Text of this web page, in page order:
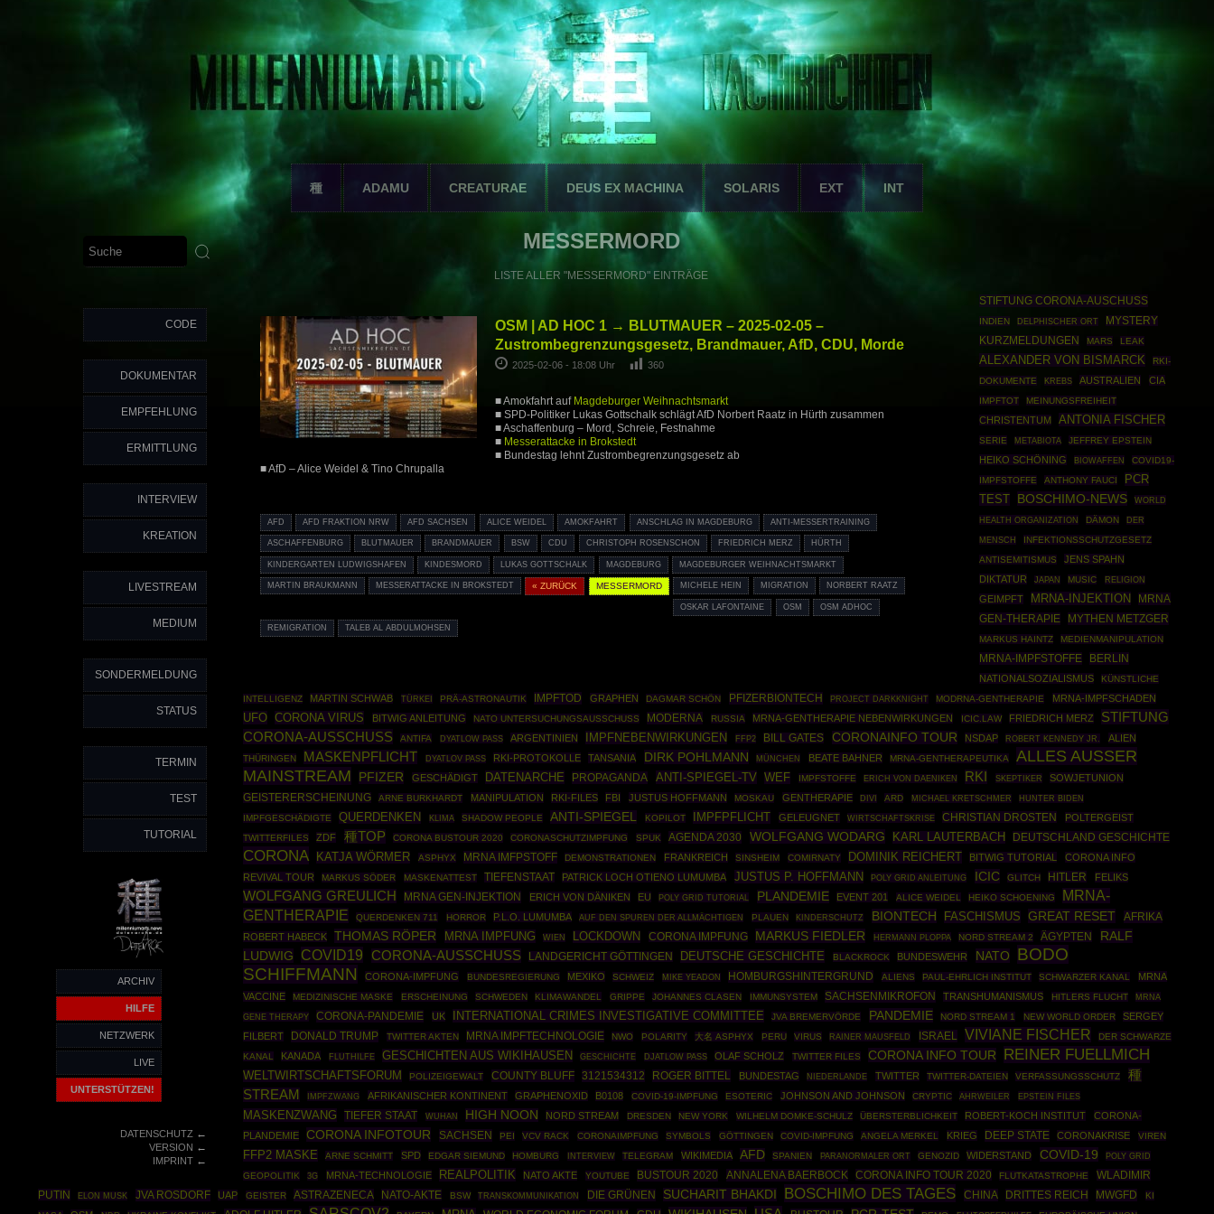
種 ADAMU CREATURAE DEUS EX MACHINA SOLARIS EXT INT
CODE
DOKUMENTAR
EMPFEHLUNG
ERMITTLUNG
INTERVIEW
KREATION
LIVESTREAM
MEDIUM
SONDERMELDUNG
STATUS
TERMIN
TEST
TUTORIAL
ARCHIV
HILFE
NETZWERK
LIVE
UNTERSTÜTZEN!
DATENSCHUTZ←
VERSION ←
IMPRINT←
MESSERMORD
LISTE ALLER "MESSERMORD" EINTRÄGE
OSM | AD HOC 1 → BLUTMAUER – 2025-02-05 –
Zustrombegrenzungsgesetz, Brandmauer, AfD, CDU, Morde
2025-02-06 - 18:08 Uhr 360
■ Amokfahrt auf Magdeburger Weihnachtsmarkt
■ SPD-Politiker Lukas Gottschalk schlägt AfD Norbert Raatz in Hürth zusammen
■ Aschaffenburg – Mord, Schreie, Festnahme
■ Messerattacke in Brokstedt
■ Bundestag lehnt Zustrombegrenzungsgesetz ab
■ AfD – Alice Weidel & Tino Chrupalla
AFD AFD FRAKTION NRW AFD SACHSEN ALICE WEIDEL AMOKFAHRT ANSCHLAG IN MAGDEBURG ANTI-MESSERTRAINING
ASCHAFFENBURG BLUTMAUER BRANDMAUER BSW CDU CHRISTOPH ROSENSCHON FRIEDRICH MERZ HÜRTH
KINDERGARTEN LUDWIGSHAFEN KINDESMORD LUKAS GOTTSCHALK MAGDEBURG MAGDEBURGER WEIHNACHTSMARKT
MARTIN BRAUKMANN MESSERATTACKE IN BROKSTEDT « ZURÜCK MESSERMORD MICHELE HEIN MIGRATION NORBERT RAATZ
OSKAR LAFONTAINE OSM OSM ADHOC
REMIGRATION TALEB AL ABDULMOHSEN
STIFTUNG CORONA-AUSCHUSS
INDIEN DELPHISCHER ORT
MYSTERY
KURZMELDUNGEN
MARS LEAK
ALEXANDER VON BISMARCK
RKI-
DOKUMENTE
KREBS AUSTRALIEN CIA
IMPFTOT MEINUNGSFREIHEIT
CHRISTENTUM ANTONIA FISCHER
SERIE METABIOTA JEFFREY EPSTEIN
HEIKO SCHÖNING BIOWAFFEN
COVID19-
IMPFSTOFFE
ANTHONY FAUCI
PCR
TEST
BOSCHIMO-NEWS
WORLD
HEALTH ORGANIZATION
DÄMON DER
MENSCH
INFEKTIONSSCHUTZGESETZ
ANTISEMITISMUS
JENS SPAHN
DIKTATUR
JAPAN MUSIC RELIGION
GEIMPFT MRNA-INJEKTION
MRNA
GEN-THERAPIE
MYTHEN METZGER
MARKUS HAINTZ MEDIENMANIPULATION
MRNA-IMPFSTOFFE BERLIN
NATIONALSOZIALISMUS
KÜNSTLICHE
INTELLIGENZ
MARTIN SCHWAB TÜRKEI PRÄ-ASTRONAUTIK IMPFTOD GRAPHEN DAGMAR SCHÖN PFIZERBIONTECH PROJECT DARKKNIGHT MODRNA-GENTHERAPIE MRNA-IMPFSCHADEN
UFO CORONA VIRUS BITWIG ANLEITUNG NATO UNTERSUCHUNGSAUSSCHUSS MODERNA RUSSIA MRNA-GENTHERAPIE NEBENWIRKUNGEN ICIC.LAW FRIEDRICH MERZ
STIFTUNG
CORONA-AUSSCHUSS
ANTIFA DYATLOW PASS ARGENTINIEN IMPFNEBENWIRKUNGEN FFP2 BILL GATES CORONAINFO TOUR NSDAP ROBERT KENNEDY JR. ALIEN
THÜRINGEN MASKENPFLICHT DYATLOV PASS RKI-PROTOKOLLE TANSANIA DIRK POHLMANN MÜNCHEN BEATE BAHNER MRNA-GENTHERAPEUTIKA
ALLES AUSSER
MAINSTREAM
PFIZER GESCHÄDIGT DATENARCHE PROPAGANDA ANTI-SPIEGEL-TV WEF IMPFSTOFFE ERICH VON DAENIKEN RKI SKEPTIKER
SOWJETUNION
GEISTERERSCHEINUNG
ARNE BURKHARDT MANIPULATION RKI-FILES FBI JUSTUS HOFFMANN MOSKAU GENTHERAPIE DIVI ARD MICHAEL KRETSCHMER HUNTER BIDEN
IMPFGESCHÄDIGTE QUERDENKEN KLIMA SHADOW PEOPLE ANTI-SPIEGEL KOPILOT IMPFPFLICHT GELEUGNET WIRTSCHAFTSKRISE CHRISTIAN DROSTEN POLTERGEIST
TWITTERFILES ZDF 種TOP CORONA BUSTOUR 2020 CORONASCHUTZIMPFUNG SPUK AGENDA 2030 WOLFGANG WODARG KARL LAUTERBACH DEUTSCHLAND GESCHICHTE
CORONA KATJA WÖRMER ASPHYX MRNA IMFPSTOFF DEMONSTRATIONEN FRANKREICH SINSHEIM COMIRNATY DOMINIK REICHERT BITWIG TUTORIAL
CORONA INFO
REVIVAL TOUR
MARKUS SÖDER MASKENATTEST TIEFENSTAAT PATRICK LOCH OTIENO LUMUMBA JUSTUS P. HOFFMANN POLY GRID ANLEITUNG ICIC GLITCH HITLER FELIKS
WOLFGANG GREULICH MRNA GEN-INJEKTION ERICH VON DÄNIKEN EU POLY GRID TUTORIAL PLANDEMIE EVENT 201 ALICE WEIDEL HEIKO SCHOENING
MRNA-
GENTHERAPIE
QUERDENKEN 711 HORROR P.L.O. LUMUMBA AUF DEN SPUREN DER ALLMÄCHTIGEN PLAUEN KINDERSCHUTZ BIONTECH FASCHISMUS GREAT RESET AFRIKA
ROBERT HABECK THOMAS RÖPER MRNA IMPFUNG WIEN LOCKDOWN CORONA IMPFUNG MARKUS FIEDLER HERMANN PLOPPA NORD STREAM 2 ÄGYPTEN
RALF
LUDWIG
COVID19 CORONA-AUSSCHUSS LANDGERICHT GÖTTINGEN DEUTSCHE GESCHICHTE BLACKROCK BUNDESWEHR NATO
BODO
SCHIFFMANN
CORONA-IMPFUNG BUNDESREGIERUNG MEXIKO SCHWEIZ MIKE YEADON HOMBURGSHINTERGRUND ALIENS PAUL-EHRLICH INSTITUT SCHWARZER KANAL
MRNA
VACCINE
MEDIZINISCHE MASKE ERSCHEINUNG SCHWEDEN KLIMAWANDEL GRIPPE JOHANNES CLASEN IMMUNSYSTEM SACHSENMIKROFON TRANSHUMANISMUS HITLERS FLUCHT
MRNA
GENE THERAPY
CORONA-PANDEMIE UK INTERNATIONAL CRIMES INVESTIGATIVE COMMITTEE JVA BREMERVÖRDE PANDEMIE NORD STREAM 1 NEW WORLD ORDER
SERGEY
FILBERT
DONALD TRUMP TWITTER AKTEN MRNA IMPFTECHNOLOGIE NWO POLARITY 大名 ASPHYX PERU VIRUS RAINER MAUSFELD ISRAEL VIVIANE FISCHER
DER SCHWARZE
KANAL
KANADA FLUTHILFE GESCHICHTEN AUS WIKIHAUSEN GESCHICHTE DJATLOW PASS OLAF SCHOLZ TWITTER FILES CORONA INFO TOUR REINER FUELLMICH
WELTWIRTSCHAFTSFORUM POLIZEIGEWALT COUNTY BLUFF 3121534312 ROGER BITTEL BUNDESTAG NIEDERLANDE TWITTER TWITTER-DATEIEN VERFASSUNGSSCHUTZ
種
STREAM
IMPFZWANG AFRIKANISCHER KONTINENT GRAPHENOXID B0108 COVID-19-IMPFUNG ESOTERIC JOHNSON AND JOHNSON CRYPTIC AHRWEILER EPSTEIN FILES
MASKENZWANG TIEFER STAAT WUHAN HIGH NOON NORD STREAM DRESDEN NEW YORK WILHELM DOMKE-SCHULZ ÜBERSTERBLICHKEIT ROBERT-KOCH INSTITUT
CORONA-
PLANDEMIE
CORONA INFOTOUR SACHSEN PEI VCV RACK CORONAIMPFUNG SYMBOLS GÖTTINGEN COVID-IMPFUNG ANGELA MERKEL KRIEG DEEP STATE CORONAKRISE VIREN
FFP2 MASKE ARNE SCHMITT SPD EDGAR SIEMUND HOMBURG INTERVIEW TELEGRAM WIKIMEDIA AFD SPANIEN PARANORMALER ORT GENOZID WIDERSTAND COVID-19
POLY GRID
GEOPOLITIK
3G MRNA-TECHNOLOGIE REALPOLITIK NATO AKTE YOUTUBE BUSTOUR 2020 ANNALENA BAERBOCK CORONA INFO TOUR 2020 FLUTKATASTROPHE
WLADIMIR
PUTIN
ELON MUSK JVA ROSDORF UAP GEISTER ASTRAZENECA NATO-AKTE BSW TRANSKOMMUNIKATION DIE GRÜNEN SUCHARIT BHAKDI BOSCHIMO DES TAGES CHINA DRITTES REICH MWGFD
KI